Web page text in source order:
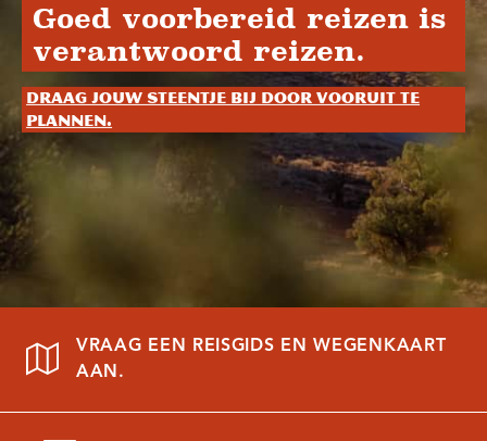
Goed voorbereid reizen is
verantwoord reizen.
Draag jouw steentje bij door vooruit te
plannen.
VRAAG EEN REISGIDS EN WEGENKAART
AAN.